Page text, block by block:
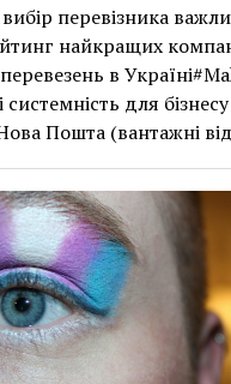
перевізника
найкращих
в
системність для
Пошта (вантажні